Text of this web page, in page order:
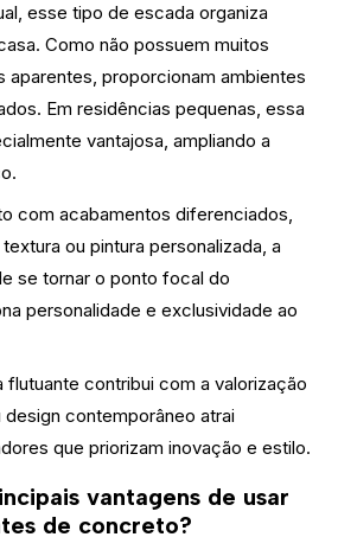
esse tipo de escada organiza
Como não possuem muitos
aparentes, proporcionam ambientes
Em residências pequenas, essa
vantajosa, ampliando a
com acabamentos diferenciados,
ou pintura personalizada, a
se tornar o ponto focal do
personalidade e exclusividade ao
flutuante contribui com a valorização
contemporâneo atrai
que priorizam inovação e estilo.
vantagens de usar
de concreto?